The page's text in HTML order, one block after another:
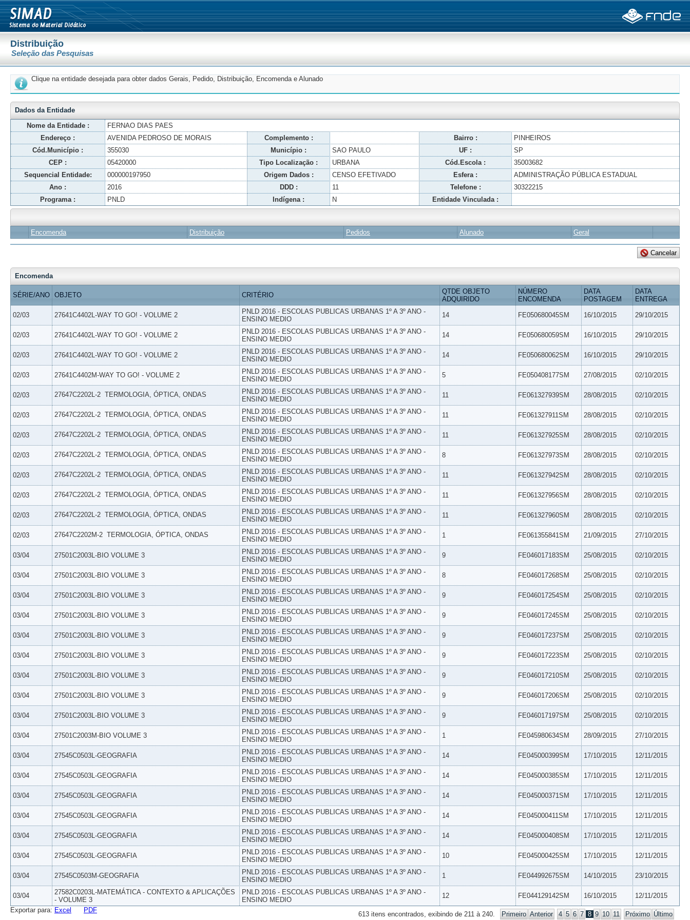
Distribuição
Seleção das Pesquisas
Clique na entidade desejada para obter dados Gerais, Pedido, Distribuição, Encomenda e Alunado
Dados da Entidade
Nome da Entidade :
FERNAO DIAS PAES
Endereço :
AVENIDA PEDROSO DE MORAIS Complemento : Bairro :
PINHEIROS
Cód.Município :
355030 Município : SAO PAULO UF :
SP
CEP :
05420000 Tipo Localização : URBANA Cód.Escola :
35003682
Sequencial Entidade:
000000197950 Origem Dados : CENSO EFETIVADO Esfera :
ADMINISTRAÇÃO PÚBLICA ESTADUAL
Ano :
2016 DDD : 11 Telefone :
30322215
Programa :
PNLD Indígena : N Entidade Vinculada :
Encomenda Distribuição Pedidos Alunado Geral
Encomenda
SÉRIE/ANO OBJETO CRITÉRIO
QTDE OBJETO
ADQUIRIDO
NÚMERO
ENCOMENDA
DATA
POSTAGEM
DATA
ENTREGA
02/03 27641C4402L-WAY TO GO! - VOLUME 2
PNLD 2016 - ESCOLAS PUBLICAS URBANAS 1º A 3º ANO -
ENSINO MEDIO
14 FE050680045SM 16/10/2015 29/10/2015
02/03 27641C4402L-WAY TO GO! - VOLUME 2
PNLD 2016 - ESCOLAS PUBLICAS URBANAS 1º A 3º ANO -
ENSINO MEDIO
14 FE050680059SM 16/10/2015 29/10/2015
02/03 27641C4402L-WAY TO GO! - VOLUME 2
PNLD 2016 - ESCOLAS PUBLICAS URBANAS 1º A 3º ANO -
ENSINO MEDIO
14 FE050680062SM 16/10/2015 29/10/2015
02/03 27641C4402M-WAY TO GO! - VOLUME 2
PNLD 2016 - ESCOLAS PUBLICAS URBANAS 1º A 3º ANO -
ENSINO MEDIO
5 FE050408177SM 27/08/2015 02/10/2015
02/03 27647C2202L-2  TERMOLOGIA, ÓPTICA, ONDAS
PNLD 2016 - ESCOLAS PUBLICAS URBANAS 1º A 3º ANO -
ENSINO MEDIO
11 FE061327939SM 28/08/2015 02/10/2015
02/03 27647C2202L-2  TERMOLOGIA, ÓPTICA, ONDAS
PNLD 2016 - ESCOLAS PUBLICAS URBANAS 1º A 3º ANO -
ENSINO MEDIO
11 FE061327911SM 28/08/2015 02/10/2015
02/03 27647C2202L-2  TERMOLOGIA, ÓPTICA, ONDAS
PNLD 2016 - ESCOLAS PUBLICAS URBANAS 1º A 3º ANO -
ENSINO MEDIO
11 FE061327925SM 28/08/2015 02/10/2015
02/03 27647C2202L-2  TERMOLOGIA, ÓPTICA, ONDAS
PNLD 2016 - ESCOLAS PUBLICAS URBANAS 1º A 3º ANO -
ENSINO MEDIO
8 FE061327973SM 28/08/2015 02/10/2015
02/03 27647C2202L-2  TERMOLOGIA, ÓPTICA, ONDAS
PNLD 2016 - ESCOLAS PUBLICAS URBANAS 1º A 3º ANO -
ENSINO MEDIO
11 FE061327942SM 28/08/2015 02/10/2015
02/03 27647C2202L-2  TERMOLOGIA, ÓPTICA, ONDAS
PNLD 2016 - ESCOLAS PUBLICAS URBANAS 1º A 3º ANO -
ENSINO MEDIO
11 FE061327956SM 28/08/2015 02/10/2015
02/03 27647C2202L-2  TERMOLOGIA, ÓPTICA, ONDAS
PNLD 2016 - ESCOLAS PUBLICAS URBANAS 1º A 3º ANO -
ENSINO MEDIO
11 FE061327960SM 28/08/2015 02/10/2015
02/03 27647C2202M-2  TERMOLOGIA, ÓPTICA, ONDAS
PNLD 2016 - ESCOLAS PUBLICAS URBANAS 1º A 3º ANO -
ENSINO MEDIO
1 FE061355841SM 21/09/2015 27/10/2015
03/04 27501C2003L-BIO VOLUME 3
PNLD 2016 - ESCOLAS PUBLICAS URBANAS 1º A 3º ANO -
ENSINO MEDIO
9 FE046017183SM 25/08/2015 02/10/2015
03/04 27501C2003L-BIO VOLUME 3
PNLD 2016 - ESCOLAS PUBLICAS URBANAS 1º A 3º ANO -
ENSINO MEDIO
8 FE046017268SM 25/08/2015 02/10/2015
03/04 27501C2003L-BIO VOLUME 3
PNLD 2016 - ESCOLAS PUBLICAS URBANAS 1º A 3º ANO -
ENSINO MEDIO
9 FE046017254SM 25/08/2015 02/10/2015
03/04 27501C2003L-BIO VOLUME 3
PNLD 2016 - ESCOLAS PUBLICAS URBANAS 1º A 3º ANO -
ENSINO MEDIO
9 FE046017245SM 25/08/2015 02/10/2015
03/04 27501C2003L-BIO VOLUME 3
PNLD 2016 - ESCOLAS PUBLICAS URBANAS 1º A 3º ANO -
ENSINO MEDIO
9 FE046017237SM 25/08/2015 02/10/2015
03/04 27501C2003L-BIO VOLUME 3
PNLD 2016 - ESCOLAS PUBLICAS URBANAS 1º A 3º ANO -
ENSINO MEDIO
9 FE046017223SM 25/08/2015 02/10/2015
03/04 27501C2003L-BIO VOLUME 3
PNLD 2016 - ESCOLAS PUBLICAS URBANAS 1º A 3º ANO -
ENSINO MEDIO
9 FE046017210SM 25/08/2015 02/10/2015
03/04 27501C2003L-BIO VOLUME 3
PNLD 2016 - ESCOLAS PUBLICAS URBANAS 1º A 3º ANO -
ENSINO MEDIO
9 FE046017206SM 25/08/2015 02/10/2015
03/04 27501C2003L-BIO VOLUME 3
PNLD 2016 - ESCOLAS PUBLICAS URBANAS 1º A 3º ANO -
ENSINO MEDIO
9 FE046017197SM 25/08/2015 02/10/2015
03/04 27501C2003M-BIO VOLUME 3
PNLD 2016 - ESCOLAS PUBLICAS URBANAS 1º A 3º ANO -
ENSINO MEDIO
1 FE045980634SM 28/09/2015 27/10/2015
03/04 27545C0503L-GEOGRAFIA
PNLD 2016 - ESCOLAS PUBLICAS URBANAS 1º A 3º ANO -
ENSINO MEDIO
14 FE045000399SM 17/10/2015 12/11/2015
03/04 27545C0503L-GEOGRAFIA
PNLD 2016 - ESCOLAS PUBLICAS URBANAS 1º A 3º ANO -
ENSINO MEDIO
14 FE045000385SM 17/10/2015 12/11/2015
03/04 27545C0503L-GEOGRAFIA
PNLD 2016 - ESCOLAS PUBLICAS URBANAS 1º A 3º ANO -
ENSINO MEDIO
14 FE045000371SM 17/10/2015 12/11/2015
03/04 27545C0503L-GEOGRAFIA
PNLD 2016 - ESCOLAS PUBLICAS URBANAS 1º A 3º ANO -
ENSINO MEDIO
14 FE045000411SM 17/10/2015 12/11/2015
03/04 27545C0503L-GEOGRAFIA
PNLD 2016 - ESCOLAS PUBLICAS URBANAS 1º A 3º ANO -
ENSINO MEDIO
14 FE045000408SM 17/10/2015 12/11/2015
03/04 27545C0503L-GEOGRAFIA
PNLD 2016 - ESCOLAS PUBLICAS URBANAS 1º A 3º ANO -
ENSINO MEDIO
10 FE045000425SM 17/10/2015 12/11/2015
03/04 27545C0503M-GEOGRAFIA
PNLD 2016 - ESCOLAS PUBLICAS URBANAS 1º A 3º ANO -
ENSINO MEDIO
1 FE044992675SM 14/10/2015 23/10/2015
03/04
27582C0203L-MATEMÁTICA - CONTEXTO & APLICAÇÕES
- VOLUME 3
PNLD 2016 - ESCOLAS PUBLICAS URBANAS 1º A 3º ANO -
ENSINO MEDIO
12 FE044129142SM 16/10/2015 12/11/2015
613 itens encontrados, exibindo de 211 à 240. Primeiro Anterior 4 5 6 7 8 9 10 11 Próximo Último
Exportar para: Excel PDF